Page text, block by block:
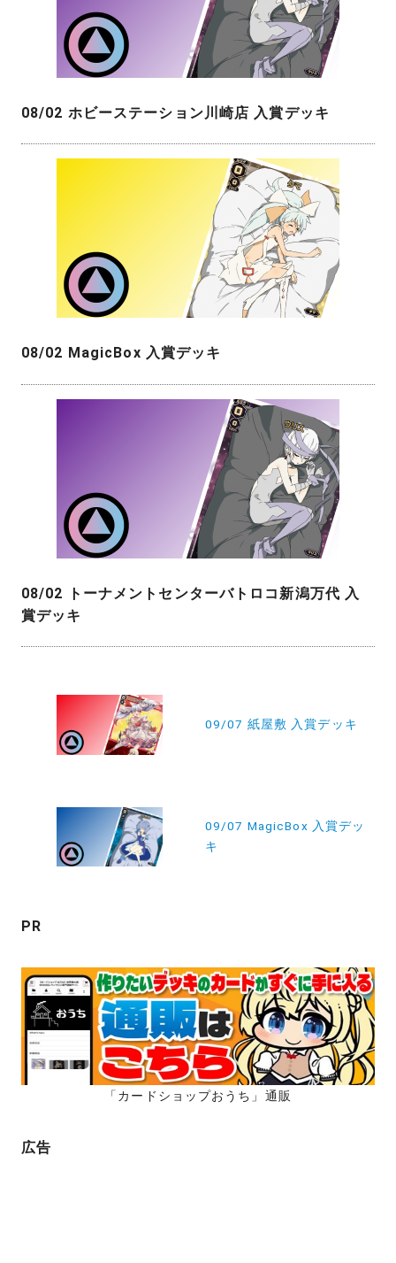
08/02 ホビーステーション川崎店 入賞デッキ
08/02 MagicBox 入賞デッキ
08/02 トーナメントセンターバトロコ新潟万代 入
賞デッキ
ン
09/07 紙屋敷 入賞デッキ
09/07 MagicBox 入賞デッ
キ
PR
「カードショップおうち」通販
広告